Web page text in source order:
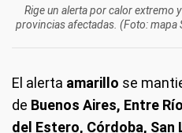
Rige un alerta por calor extremo
provincias afectadas. (Foto:
El alerta amarillo se
de Buenos Aires, Entre
del Estero, Córdoba, San